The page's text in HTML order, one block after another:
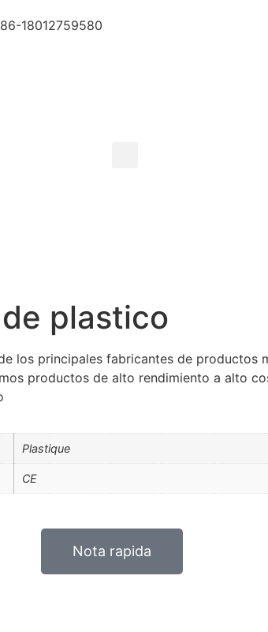
18012759580
plastico
los principales fabricantes de productos
productos de alto rendimiento a alto
Plastique
CE
Nota rapida